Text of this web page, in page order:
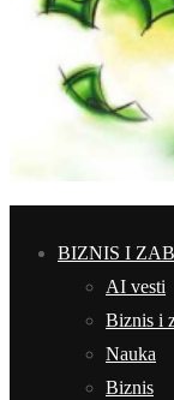
BIZNIS I
AI vesti
Biznis i
Nauka
Biznis